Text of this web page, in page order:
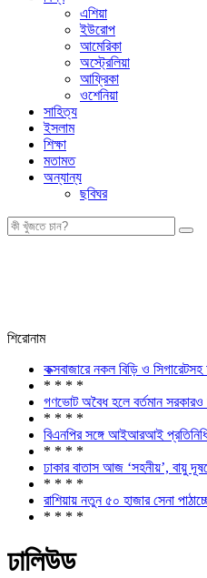
এশিয়া
ইউরোপ
আমেরিকা
অস্ট্রেলিয়া
আফ্রিকা
ওশেনিয়া
সাহিত্য
ইসলাম
শিক্ষা
মতামত
অন্যান্য
ছবিঘর
শিরোনাম
কক্সবাজারে নকল বিড়ি ও
* * * *
গণভোট অবৈধ হলে বর্তমান
* * * *
বিএনপির সঙ্গে আইআরআই
* * * *
ঢাকার বাতাস আজ ‘সহনীয়’, বায়ু
* * * *
রাশিয়ায় নতুন ৫০ হাজার সেনা
* * * *
ঢালিউড